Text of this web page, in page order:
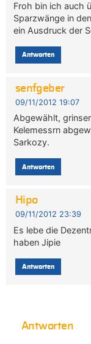
Froh bin ich auch
Sparzwänge in
ein Ausdruck der
Antworten
senfgeber
09/11/2012 19:07
Abgewählt,
Kelemessrn
Sarkozy.
Antworten
Hipo
09/11/2012 23:39
Es lebe die
haben Jipie
Antworten
Antworten